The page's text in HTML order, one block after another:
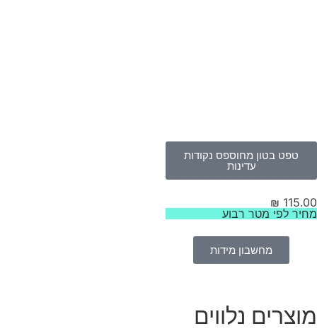
טפט בטון מחוספס נקודות
עדינות
₪
לפי מטר רבוע
מחשבון מידות
נלווים